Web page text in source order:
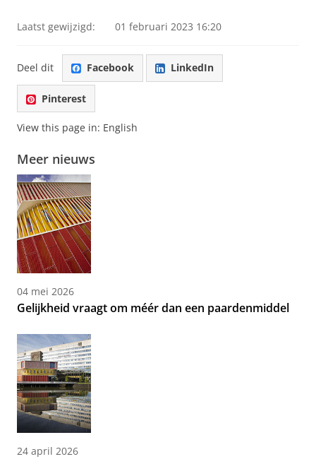
Laatst gewijzigd: 01 februari 2023 16:20
Deel dit Facebook LinkedIn
Pinterest
View this page in: English
Meer nieuws
04 mei 2026
Gelijkheid vraagt om méér dan een paardenmiddel
24 april 2026